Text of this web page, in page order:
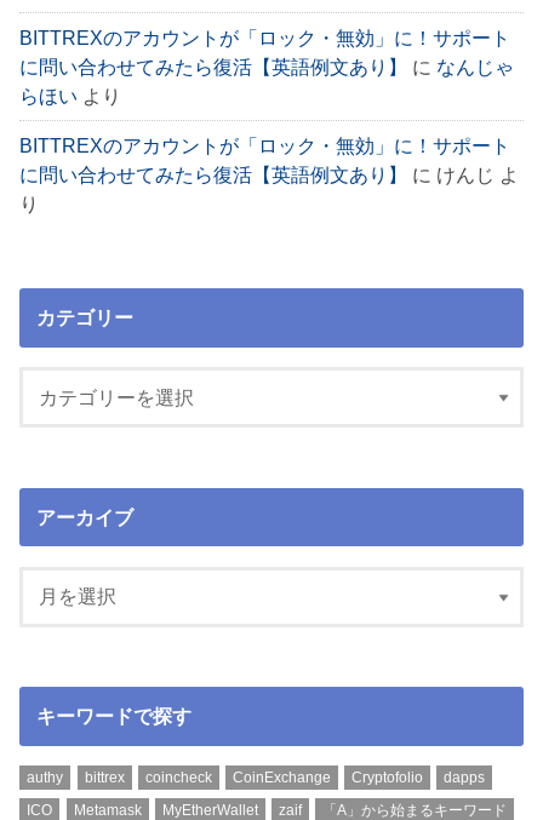
BITTREXのアカウントが「ロック・無効」に！サポート
に問い合わせてみたら復活【英語例文あり】
に なんじゃ
らほい より
BITTREXのアカウントが「ロック・無効」に！サポート
に問い合わせてみたら復活【英語例文あり】
に けんじ よ
り
カテゴリー
アーカイブ
キーワードで探す
authy bittrex coincheck CoinExchange Cryptofolio
dapps
ICO
Metamask MyEtherWallet zaif 「A」から始まるキーワード